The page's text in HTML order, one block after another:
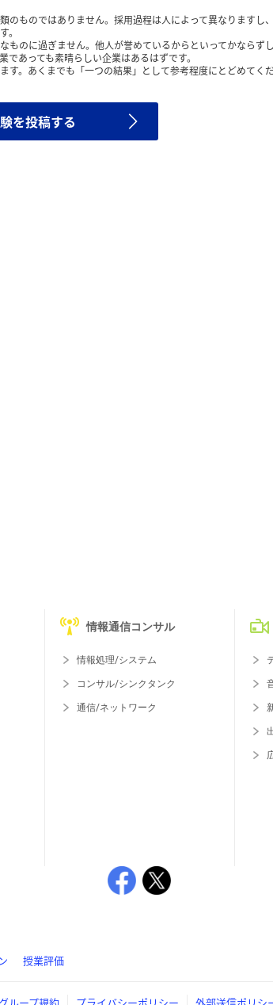
のものではありません。採用過程は人によって異なりますし
。
のに過ぎません。他人が誉めているからといってかならず
あっても素晴らしい企業はあるはずです。
。あくまでも「一つの結果」として参考程度にとどめてくだ
を投稿する
情報通信コンサル
情報処理/システム
コンサル/シンクタンク
通信/ネットワーク
授業評価